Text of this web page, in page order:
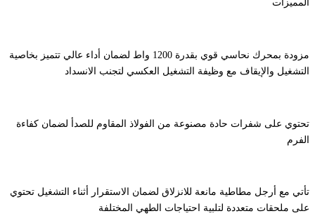
مزودة بمحرك نحاسي قوي بقدرة 1200 واط لضمان أداء عالي تتميز بخاصية
التشغيل والإيقاف مع وظيفة التشغيل العكسي لتجنب الانسداد
تحتوي على شفرات حادة مصنوعة من الفولاذ المقاوم للصدأ لضمان كفاءة
الفرم
تأتي مع أرجل مطاطية مانعة للانزلاق لضمان الاستقرار أثناء التشغيل تحتوي
على ملحقات متعددة لتلبية احتياجات الطهي المختلفة